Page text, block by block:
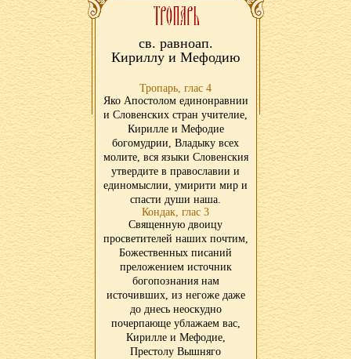
св. равноап.
Кириллу и Мефодию
Тропарь, глас 4
Яко Апостолом единонравнии
и Словенских стран учителие,
Кирилле и Мефодие
богомудрии, Владыку всех
молите, вся языки Словенския
утвердите в православии и
единомыслии, умирити мир и
спасти души наша.
Кондак, глас 3
Священную двоицу
просветителей наших почтим,
Божественных писаний
преложением источник
богопознания нам
источивших, из негоже даже
до днесь неоскудно
почерпающе ублажаем вас,
Кирилле и Мефодие,
Престолу Вышняго